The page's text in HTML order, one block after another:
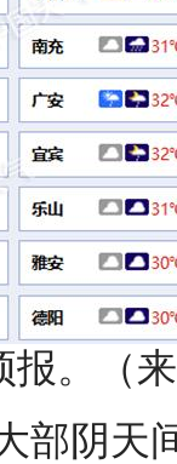
报。（
部阴天